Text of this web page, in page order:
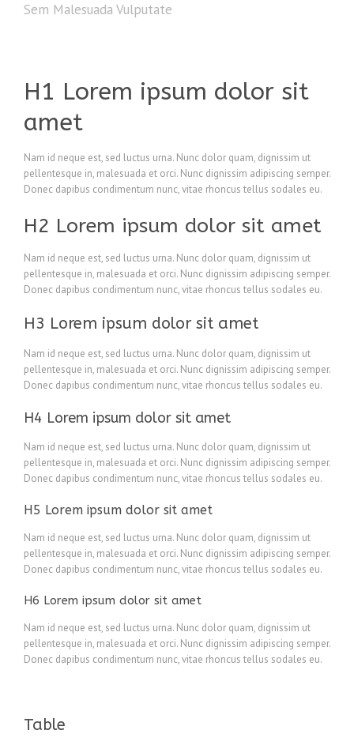
Sem Malesuada Vulputate
H1 Lorem ipsum dolor sit
amet
Nam id neque est, sed luctus urna. Nunc dolor quam, dignissim ut
pellentesque in, malesuada et orci. Nunc dignissim adipiscing semper.
Donec dapibus condimentum nunc, vitae rhoncus tellus sodales eu.
H2 Lorem ipsum dolor sit amet
Nam id neque est, sed luctus urna. Nunc dolor quam, dignissim ut
pellentesque in, malesuada et orci. Nunc dignissim adipiscing semper.
Donec dapibus condimentum nunc, vitae rhoncus tellus sodales eu.
H3 Lorem ipsum dolor sit amet
Nam id neque est, sed luctus urna. Nunc dolor quam, dignissim ut
pellentesque in, malesuada et orci. Nunc dignissim adipiscing semper.
Donec dapibus condimentum nunc, vitae rhoncus tellus sodales eu.
H4 Lorem ipsum dolor sit amet
Nam id neque est, sed luctus urna. Nunc dolor quam, dignissim ut
pellentesque in, malesuada et orci. Nunc dignissim adipiscing semper.
Donec dapibus condimentum nunc, vitae rhoncus tellus sodales eu.
H5 Lorem ipsum dolor sit amet
Nam id neque est, sed luctus urna. Nunc dolor quam, dignissim ut
pellentesque in, malesuada et orci. Nunc dignissim adipiscing semper.
Donec dapibus condimentum nunc, vitae rhoncus tellus sodales eu.
H6 Lorem ipsum dolor sit amet
Nam id neque est, sed luctus urna. Nunc dolor quam, dignissim ut
pellentesque in, malesuada et orci. Nunc dignissim adipiscing semper.
Donec dapibus condimentum nunc, vitae rhoncus tellus sodales eu.
Table